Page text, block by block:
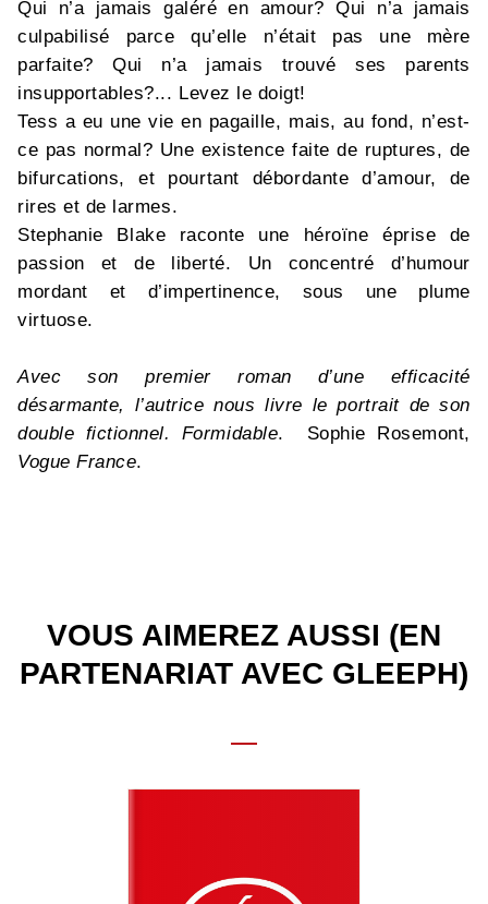
Qui n’a jamais galéré en amour? Qui n’a jamais
culpabilisé parce qu’elle n’était pas une mère
parfaite? Qui n’a jamais trouvé ses parents
insupportables?... Levez le doigt!
Tess a eu une vie en pagaille, mais, au fond, n’est-
ce pas normal? Une existence faite de ruptures, de
bifurcations, et pourtant débordante d’amour, de
rires et de larmes.
Stephanie Blake raconte une héroïne éprise de
passion et de liberté. Un concentré d’humour
mordant et d’impertinence, sous une plume
virtuose.
Avec son premier roman d’une efficacité
désarmante, l’autrice nous livre le portrait de son
double fictionnel. Formidable. Sophie Rosemont,
Vogue France.
VOUS AIMEREZ AUSSI (EN
PARTENARIAT AVEC GLEEPH)